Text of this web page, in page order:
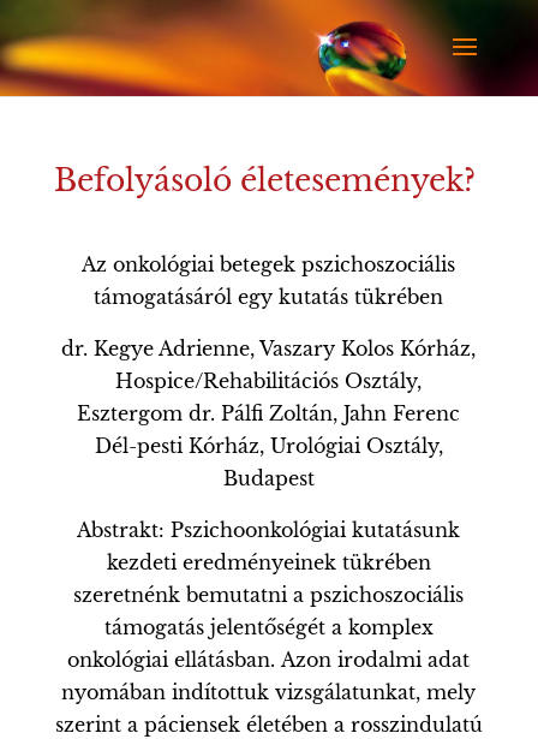
Befolyásoló életesemények?
Az onkológiai betegek pszichoszociális
támogatásáról egy kutatás tükrében
dr. Kegye Adrienne, Vaszary Kolos Kórház,
Hospice/Rehabilitációs Osztály,
Esztergom dr. Pálfi Zoltán, Jahn Ferenc
Dél-pesti Kórház, Urológiai Osztály,
Budapest
Abstrakt: Pszichoonkológiai kutatásunk
kezdeti eredményeinek tükrében
szeretnénk bemutatni a pszichoszociális
támogatás jelentőségét a komplex
onkológiai ellátásban. Azon irodalmi adat
nyomában indítottuk vizsgálatunkat, mely
szerint a páciensek életében a rosszindulatú